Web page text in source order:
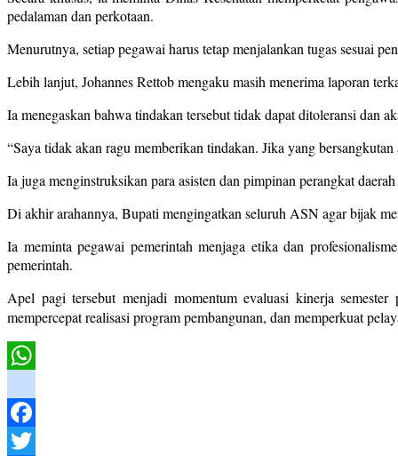
pedalaman dan perkotaan.
Menurutnya, setiap pegawai harus tetap menjalankan tugas sesuai
Lebih lanjut, Johannes Rettob mengaku masih menerima laporan
Ia menegaskan bahwa tindakan tersebut tidak dapat ditoleransi dan
“Saya tidak akan ragu memberikan tindakan. Jika yang
Ia juga menginstruksikan para asisten dan pimpinan perangkat
Di akhir arahannya, Bupati mengingatkan seluruh ASN agar bijak
Ia meminta pegawai pemerintah menjaga etika dan
pemerintah.
Apel pagi tersebut menjadi momentum evaluasi kinerja
mempercepat realisasi program pembangunan, dan memperkuat
instagram
Facebook